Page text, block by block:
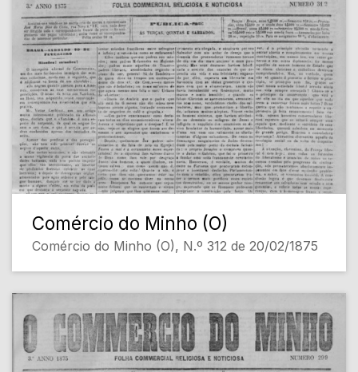
Comércio do Minho (O)
Comércio do Minho (O), N.º 312 de 20/02/1875